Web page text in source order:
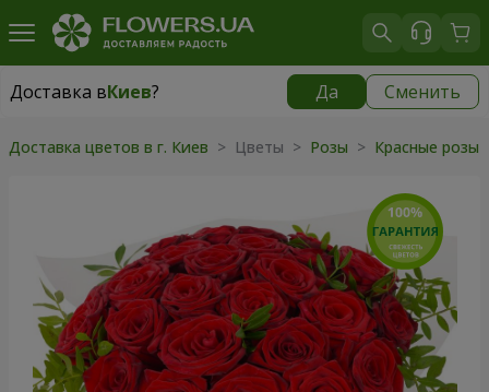
Доставка вКиев? Да Сменить
Доставка вКиев
Доставка цветов в г. Киев > Цветы > Розы > Красные розы